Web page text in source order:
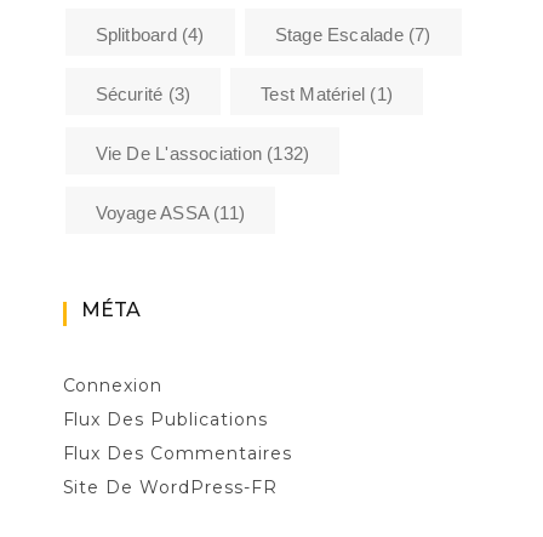
Splitboard(4) Stage Escalade(7)
Sécurité (3) Test Matériel (1)
Vie De L'association (132)
Voyage ASSA(11)
MÉTA
Connexion
Flux Des Publications
Flux Des Commentaires
Site De WordPress-FR